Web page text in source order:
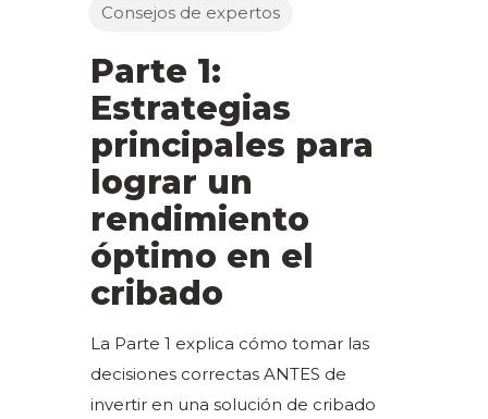
Consejos de expertos
Parte 1:
Estrategias
principales para
lograr un
rendimiento
óptimo en el
cribado
La Parte 1 explica cómo tomar las
decisiones correctas ANTES de
invertir en una solución de cribado